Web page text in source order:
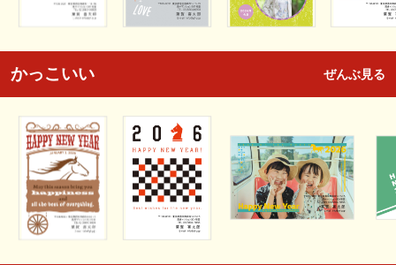
かっこいい ぜんぶ見る